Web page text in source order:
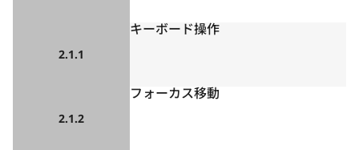
2.1.1
キーボード操作
2.1.2
フォーカス移動